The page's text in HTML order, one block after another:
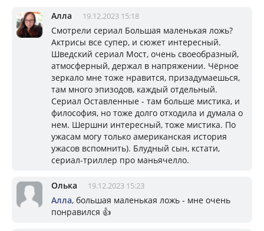
Алла 19.12.2023 15:18
Смотрели сериал Большая маленькая ложь?
Актрисы все супер, и сюжет интересный.
Шведский сериал Мост, очень своеобразный,
атмосферный, держал в напряжении. Чёрное
зеркало мне тоже нравится, призадумаешься,
там много эпизодов, каждый отдельный.
Сериал Оставленные - там больше мистика, и
философия, но тоже долго отходила и думала о
нем. Шершни интересный, тоже мистика. По
ужасам могу только американская история
ужасов вспомнить). Блудный сын, кстати,
сериал-триллер про маньячелло.
Олька 19.12.2023 15:23
Алла, большая маленькая ложь - мне очень
понравился 👍